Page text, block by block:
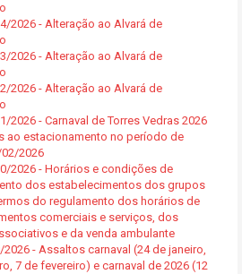
2026 - Alteração ao Alvará de
2026 - Alteração ao Alvará de
2026 - Alteração ao Alvará de
2026 - Carnaval de Torres Vedras 2026
ao estacionamento no período de
2026
2026 - Horários e condições de
dos estabelecimentos dos grupos
do regulamento dos horários de
comerciais e serviços, dos
e da venda ambulante
2026 - Assaltos carnaval (24 de janeiro,
7 de fevereiro) e carnaval de 2026 (12